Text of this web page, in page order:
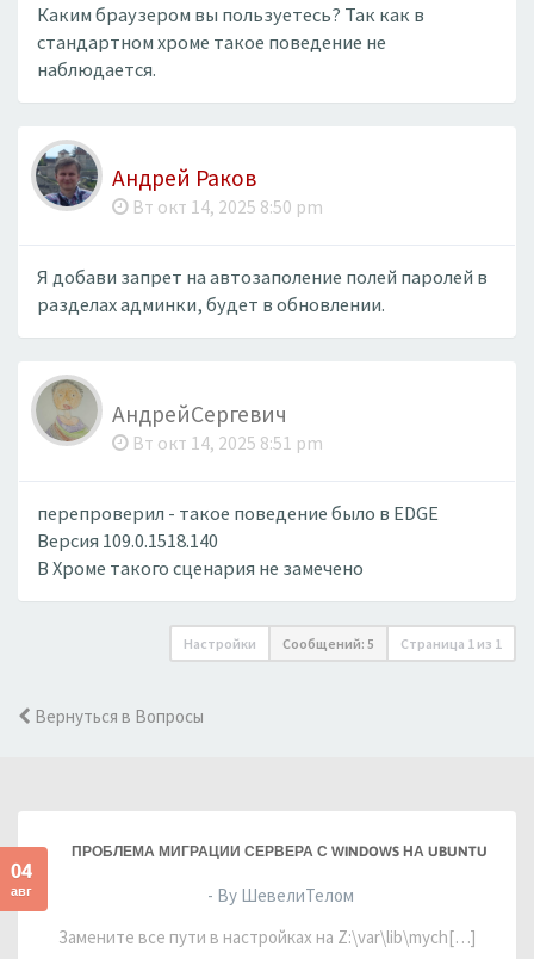
Каким браузером вы пользуетесь? Так как в
стандартном хроме такое поведение не
наблюдается.
Андрей Раков
Вт окт 14, 2025 8:50 pm
Я добави запрет на автозаполение полей паролей в
разделах админки, будет в обновлении.
АндрейСергевич
Вт окт 14, 2025 8:51 pm
перепроверил - такое поведение было в EDGE
Версия 109.0.1518.140
В Хроме такого сценария не замечено
Настройки Сообщений: 5 Страница 1 из 1
Вернуться в Вопросы
04
авг
ПРОБЛЕМА МИГРАЦИИ СЕРВЕРА С WINDOWS НА UBUNTU
- By ШевелиТелом
Замените все пути в настройках на Z:\var\lib\mych[…]